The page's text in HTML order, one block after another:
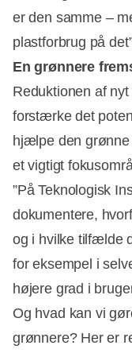
er den samme –
plastforbrug på
En grønnere
Reduktionen af
forstærke det
hjælpe den grønne
et vigtigt
”På Teknologisk
dokumentere,
og i hvilke tilfælde
for eksempel i
højere grad i
Og hvad kan vi
grønnere? Her er